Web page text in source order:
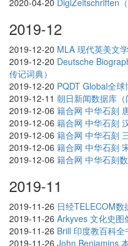
2020-04-20 DigiZeitschriften
2019-12
2019-12-20 MLA 现代英美文
2019-12-20 Deutsche
传记词典）
2019-12-20 PQDT Global全
2019-12-11 朝日新闻数据库（
2019-12-06 籍合网 中华石刻
2019-12-06 籍合网 中华石刻
2019-12-06 籍合网 中华石刻
2019-12-06 籍合网 中华石刻
2019-12-06 籍合网 中华石刻
2019-11
2019-11-26 日经TELECOM数
2019-11-26 Arkyves 文化史图
2019-11-26 Brill 印度教百科全
2019-11-26 John Benjamins